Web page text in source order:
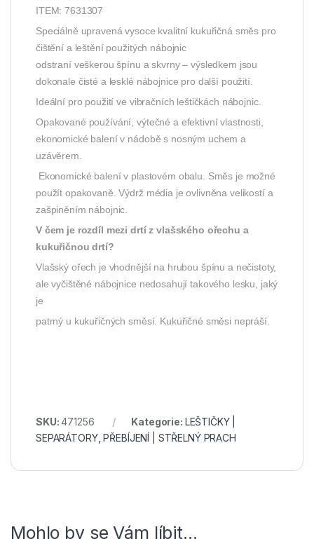
ITEM: 7631307
Speciálně upravená vysoce kvalitní kukuřičná směs pro
čištění a leštění použitých nábojnic
odstraní veškerou špínu a skvrny – výsledkem jsou
dokonale čisté a lesklé nábojnice pro další použití.
Ideální pro použití ve vibračních leštičkách nábojnic.
Opakované používání, výtečné a efektivní vlastnosti,
ekonomické balení v nádobě s nosným uchem a
uzávěrem.
Ekonomické balení v plastovém obalu. Směs je možné
použít opakovaně. Výdrž média je ovlivněna velikostí a
zašpiněním nábojnic.
V čem je rozdíl mezi drtí z vlašského ořechu a
kukuřičnou drtí?
Vlašský ořech je vhodnější na hrubou špínu a nečistoty,
ale vyčištěné nábojnice nedosahují takového lesku, jaký
je
patrný u kukuřičných směsí. Kukuřičné směsi nepráší.
SKU:471256 Kategorie: LEŠTIČKY |
SEPARÁTORY,PŘEBÍJENÍ | STŘELNÝ PRACH
Mohlo by se Vám líbit…